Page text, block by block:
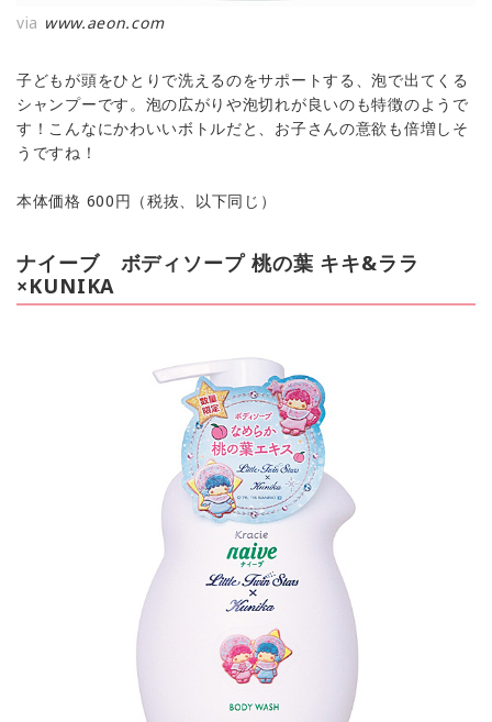
via www.aeon.com
子どもが頭をひとりで洗えるのをサポートする、泡で出てくる
シャンプーです。泡の広がりや泡切れが良いのも特徴のようで
す！こんなにかわいいボトルだと、お子さんの意欲も倍増しそ
うですね！
本体価格 600円（税抜、以下同じ）
ナイーブ ボディソープ 桃の葉 キキ&ララ
×KUNIKA